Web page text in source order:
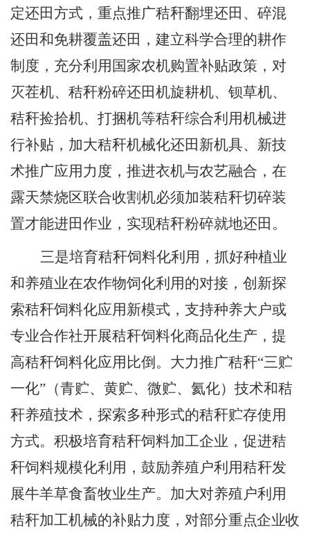
定还田方式，重点推广秸秆翻埋还田、碎混
还田和免耕覆盖还田，建立科学合理的耕作
制度，充分利用国家农机购置补贴政策，对
灭茬机、秸秆粉碎还田机旋耕机、钡草机、
秸秆捡拾机、打捆机等秸秆综合利用机械进
行补贴，加大秸秆机械化还田新机具、新技
术推广应用力度，推进衣机与农艺融合，在
露天禁烧区联合收割机必须加装秸秆切碎装
置才能进田作业，实现秸秆粉碎就地还田。
三是培育秸秆饲料化利用，抓好种植业
和养殖业在农作物饲化利用的对接，创新探
索秸秆饲料化应用新模式，支持种养大户或
专业合作社开展秸秆饲料化商品化生产，提
高秸秆饲料化应用比倒。大力推广秸秆“三贮
一化” （青贮、黄贮、微贮、氦化）技术和秸
秆养殖技术，探索多种形式的秸秆贮存使用
方式。积极培育秸秆饲料加工企业，促进秸
秆饲料规模化利用，鼓励养殖户利用秸秆发
展牛羊草食畜牧业生产。加大对养殖户利用
秸秆加工机械的补贴力度，对部分重点企业收